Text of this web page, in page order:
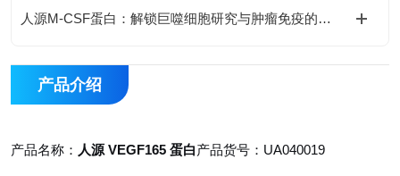
人源M-CSF蛋白：解锁巨噬细胞研究与肿瘤免疫的科研密钥
产品介绍
产品名称： 人源 VEGF165 蛋白产品货号：UA040019